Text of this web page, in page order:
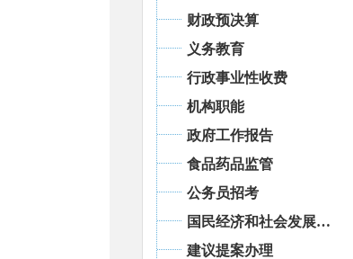
财政预决算
义务教育
行政事业性收费
机构职能
政府工作报告
食品药品监管
公务员招考
国民经济和社会发展统计信息
建议提案办理